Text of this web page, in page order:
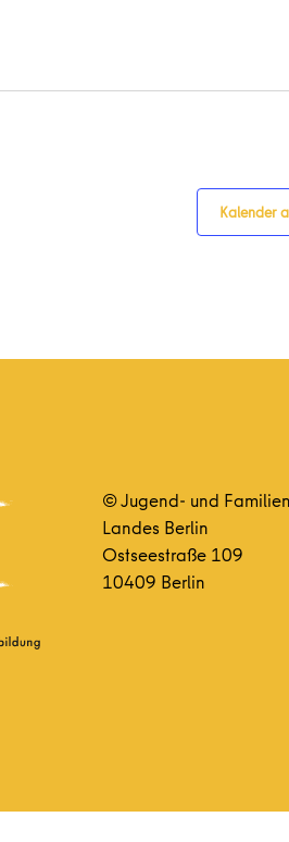
Kalender
© Jugend- und
Landes Berlin
Ostseestraße 109
10409 Berlin